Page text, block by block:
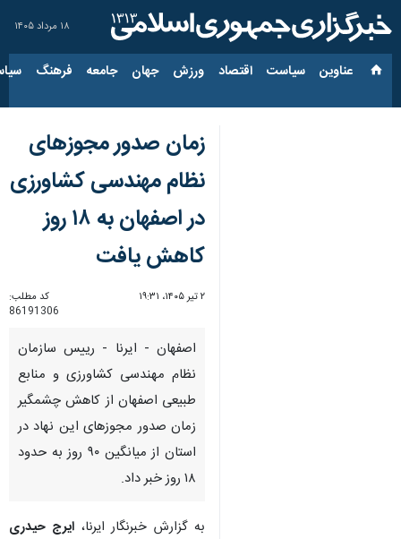
۱۸ مرداد ۱۴۰۵
عناوین‌ سیاست اقتصاد ورزش جهان جامعه فرهنگ
زمان صدور مجوزهای
نظام مهندسی کشاورزی
در اصفهان به ۱۸ روز
کاهش یافت
۲ تیر ۱۴۰۵، ۱۹:۳۱
کد مطلب:
86191306
اصفهان - ایرنا - رییس سازمان
نظام مهندسی کشاورزی و منابع
طبیعی اصفهان از کاهش چشمگیر
زمان صدور مجوزهای این نهاد در
استان از میانگین ۹۰ روز به حدود
۱۸ روز خبر داد.
به گزارش خبرنگار ایرنا،ایرج حیدری